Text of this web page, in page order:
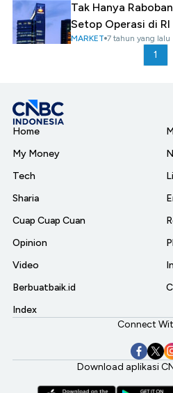
Tak Hanya
Setop Operasi di RI
MARKET 7 tahun yang lalu
1
Home
My Money
Tech
Sharia
Cuap Cuap Cuan
Opinion
Video
Berbuatbaik.id
Index
Connect
Download aplikasi